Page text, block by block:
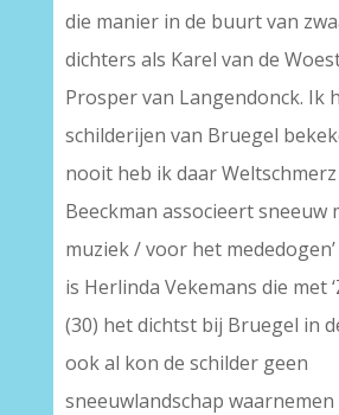
die manier in de buurt van
dichters als Karel van de
Prosper van Langendonck. Ik
schilderijen van Bruegel
nooit heb ik daar
Beeckman associeert sneeuw
muziek / voor het
is Herlinda Vekemans die met
(30) het dichtst bij Bruegel in
ook al kon de schilder geen
sneeuwlandschap